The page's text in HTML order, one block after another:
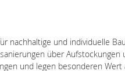
nachhaltige und individuelle
über
und legen besonderen